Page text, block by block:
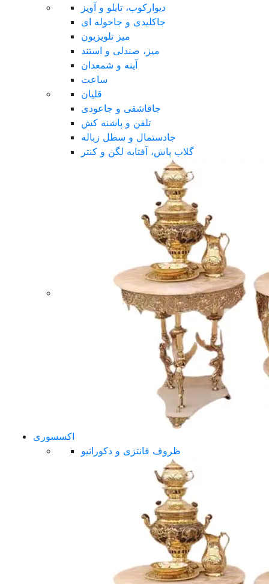
دیوارکوب، تابلو و آویز
جاکلیدی و جاحوله ای
میز تلویزیون
میز، صندلی و استند
آینه و شمعدان
ساعت
قلیان
جاقاشقی و جاعودی
تلفن و پاشنه کش
جادستمال و سطل زباله
گلاب پاش، آفتابه لگن و کنتر
اکسسوری
ظروف فانتزی و دکوراتیو